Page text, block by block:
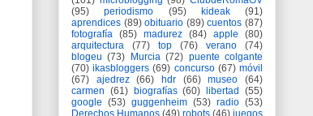
(95)
periodismo (95) kideak
(91)
aprendices (89) obituario (89) cuentos (87)
fotografía (85) madurez (84) apple
(80)
arquitectura
(77) top (76) verano
(74)
blogeu (73) Murcia (72) puente colgante
(70) ikasbloggers (69) concurso (67) móvil
(67)
ajedrez (66) hdr (66) museo
(64)
carmen (61) biografías (60) libertad
(55)
google (53) guggenheim (53) radio (53)
Derechos Humanos (49) robots (46) juegos